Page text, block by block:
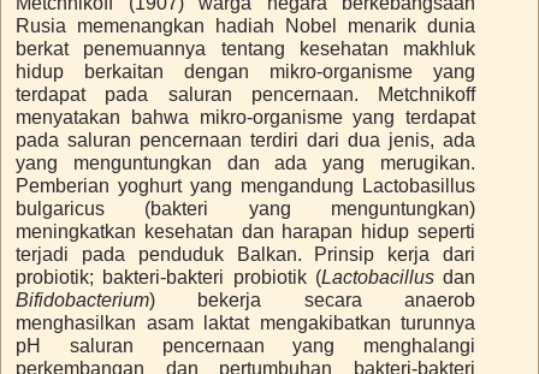
Rusia memenangkan hadiah Nobel menarik dunia
berkat penemuannya tentang kesehatan makhluk
hidup berkaitan dengan mikro-organisme yang
terdapat pada saluran pencernaan. Metchnikoff
menyatakan bahwa mikro-organisme yang terdapat
pada saluran pencernaan terdiri dari dua jenis, ada
yang menguntungkan dan ada yang merugikan.
Pemberian yoghurt yang mengandung Lactobasillus
bulgaricus (bakteri yang menguntungkan)
meningkatkan kesehatan dan harapan hidup seperti
terjadi pada penduduk Balkan. Prinsip kerja dari
probiotik; bakteri-bakteri probiotik (Lactobacillusdan
Bifidobacterium) bekerja secara anaerob
menghasilkan asam laktat mengakibatkan turunnya
pH saluran pencernaan yang menghalangi
perkembangan dan pertumbuhan bakteri-bakteri